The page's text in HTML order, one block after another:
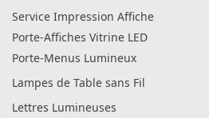
Service Impression Affiche
Porte-Affiches Vitrine LED
Porte-Menus Lumineux
Lampes de Table sans Fil
Lettres Lumineuses